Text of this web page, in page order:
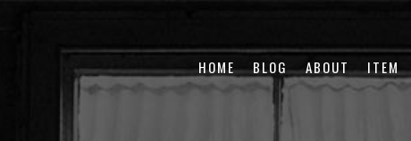
HOME BLOG ABOUT ITEM